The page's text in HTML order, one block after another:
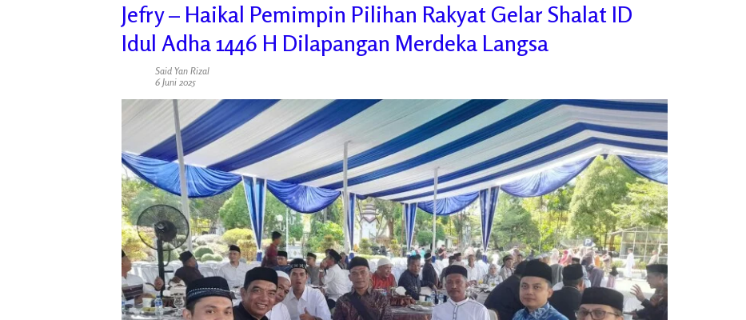
Jefry – Haikal Pemimpin Pilihan Rakyat Gelar Shalat ID
Idul Adha 1446 H Dilapangan Merdeka Langsa
Said Yan Rizal
6 Juni 2025